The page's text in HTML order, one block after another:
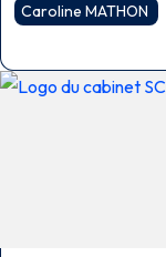
Caroline MATHON